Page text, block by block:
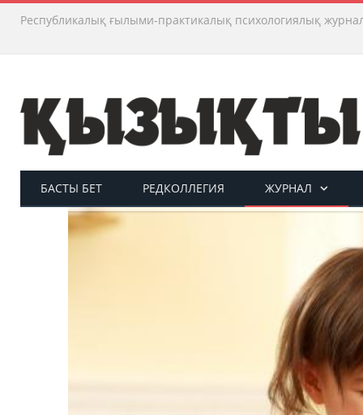
Республикалық ғылыми-практикалық психологиялық
БАСТЫ БЕТ РЕДКОЛЛЕГИЯ ЖУРНАЛ